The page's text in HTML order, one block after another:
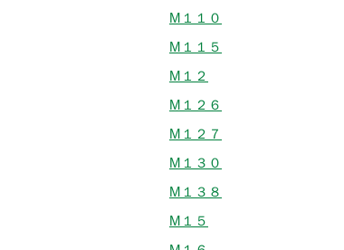
M１１０
M１１５
M１２
M１２６
M１２７
M１３０
M１３８
M１５